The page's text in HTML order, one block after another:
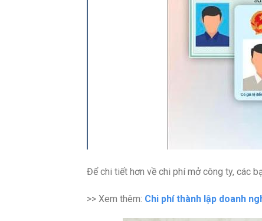
Để chi tiết hơn về chi phí mở công ty, các
>> Xem thêm: Chi phí thành lập doanh